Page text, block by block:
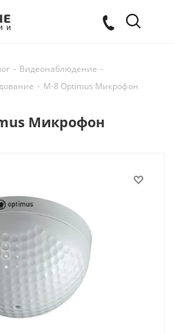
- Видеонаблюдение -
- М-8 Optimus Микрофон
Микрофон